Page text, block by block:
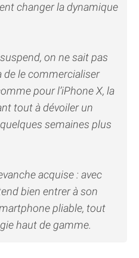
changer la dynamique
on ne sait pas
de le commercialiser
pour l’iPhone X, la
tout à dévoiler un
semaines plus
acquise : avec
bien entrer à son
pliable, tout
haut de gamme.